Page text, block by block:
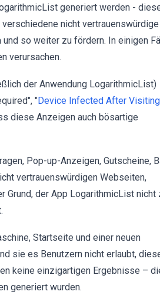
generiert werden -
nicht vertrauenswürdige
so weiter zu fördern. In einigen
verursachen.
der Anwendung LogarithmicList)
"Device Infected After
diese Anzeigen auch bösartige
Pop-up-Anzeigen, Gutscheine,
vertrauenswürdigen Webseiten,
Grund, der App LogarithmicList nicht
Startseite und einer neuen
sie es Benutzern nicht erlaubt,
keine einzigartigen Ergebnisse –
generiert wurden.